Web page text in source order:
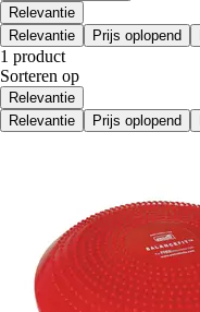
Relevantie
Relevantie
Prijs oplopend
1 product
Sorteren op
Relevantie
Relevantie
Prijs oplopend